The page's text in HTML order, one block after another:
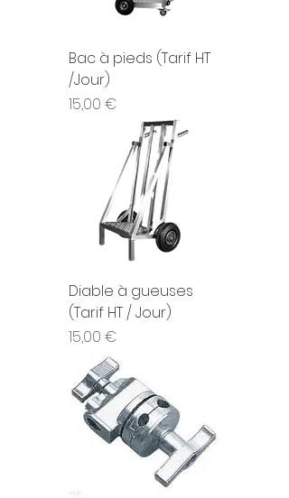
Bac à pieds (Tarif HT
/Jour)
Prix
15,00 €
Diable à gueuses
(Tarif HT / Jour)
Prix
15,00 €